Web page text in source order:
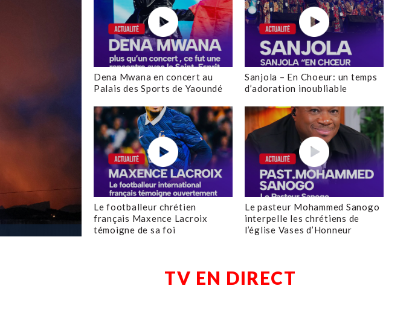
Dena Mwana en concert au
Palais des Sports de Yaoundé
Sanjola – En Choeur: un temps
d’adoration inoubliable
Le footballeur chrétien
français Maxence Lacroix
témoigne de sa foi
Le pasteur Mohammed Sanogo
interpelle les chrétiens de
l’église Vases d’Honneur
TV EN DIRECT